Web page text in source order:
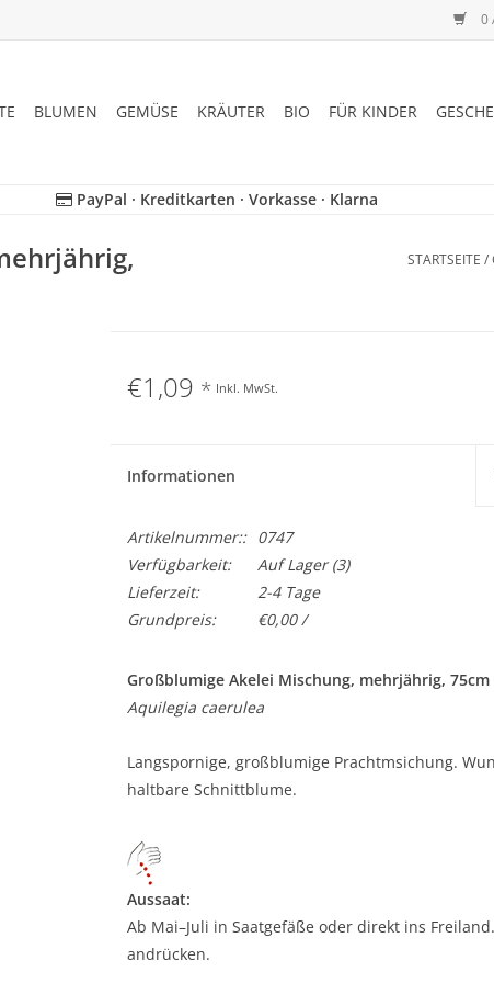
0
BLUMEN GEMÜSE KRÄUTER BIO FÜR KINDER
PayPal · Kreditkarten · Vorkasse · Klarna
STARTSEITE /
€1,09 * Inkl. MwSt.
Informationen
Artikelnummer::
0747
Verfügbarkeit:
Auf Lager(3)
Lieferzeit:
2-4 Tage
Grundpreis:
€0,00 /
Großblumige Akelei Mischung, mehrjährig, 75cm
Aquilegia caerulea
Langspornige, großblumige Prachtmsichung.
haltbare Schnittblume.
Aussaat:
Ab Mai–Juli in Saatgefäße oder direkt ins
andrücken.